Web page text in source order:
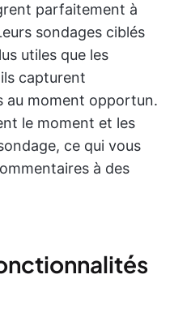
parfaitement à
sondages ciblés
utiles que les
capturent
au moment opportun.
le moment et les
ce qui vous
à des